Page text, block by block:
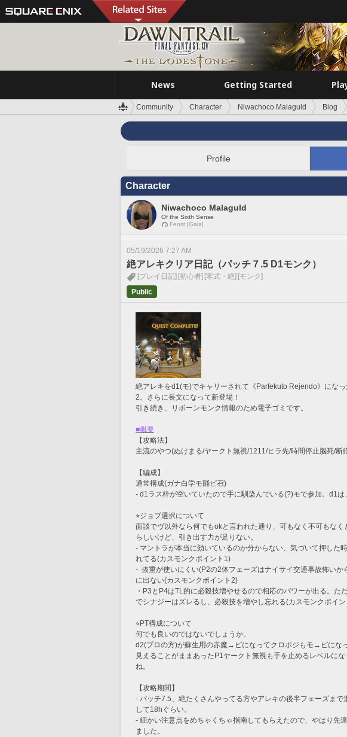
News Getting Started
Community Character Niwachoco Malaguld Blog
Profile
Character
Niwachoco Malaguld
Of the Sixth Sense
Fenrir [Gaia]
05/19/2026 7:27 AM
絶アレキクリア日記（パッチ７.5 D1モンク）
[プレイ日記] [初心者] [零式・絶] [モンク]
Public
絶アレキをd1(モ)でキャリーされて《Parfekuto Rejendo》にな
2。さらに長文になって新登場！
引き続き、リボーンモンク情報のため電子ゴミです。
■概要
【攻略法】
主流のやつ(ぬけまる/ヤークト無視/1211/ヒラ先/時間停止脳死/断
【編成】
通常構成(ガナ白学モ踊ピ召)
- d1ラス枠が空いていたので手に馴染んでいる(?)モで参加。d1
⭐︎ジョブ選択について
面談でヴ以外なら何でもokと言われた通り、可もなく不可もな
らしいけど、引き出す力が足りない。
- マントラが本当に効いているのか分からない、気づいて押した
れてる(カスモンクポイント1)
-  抜重が使いにくい(P2の2体フェーズはナイサイ交通事故怖い
に出ない(カスモンクポイント2)
・P3とP4はTL的に必殺技増やせるので相応のパワーが出る。た
でシナジーはズレるし、必殺技を増やし忘れる(カスモンクポイ
⭐︎PT構成について
何でも良いのではないでしょうか。
d2(プロの方)が蘇生用の赤魔→ピになってクロポジもモ→ピにな
見えることがままあったP1ヤークト無視も手を止めるレベルに
ね。
【攻略期間】
- パッチ7.5、絶たくさんやってる方やアレキの後半フェーズま
して18hぐらい。
- 細かい注意点をめちゃくちゃ指南してもらえたので、やはり先
ました。